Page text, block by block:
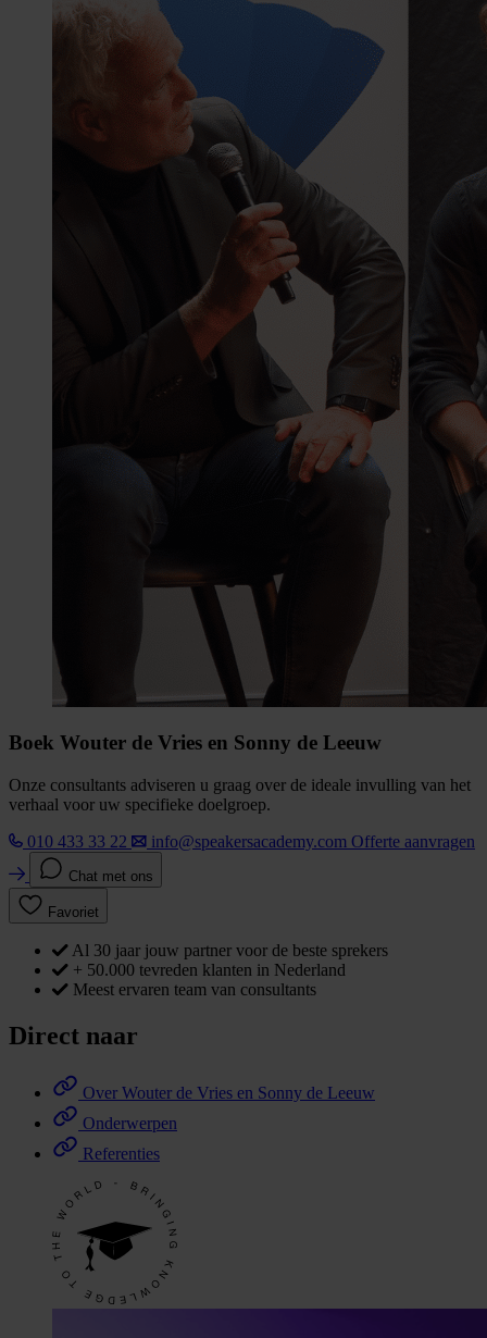
Boek Wouter de Vries en Sonny de Leeuw
Onze consultants adviseren u graag over de ideale invulling van het
verhaal voor uw specifieke doelgroep.
010 433 33 22
info@speakersacademy.com Offerte aanvragen
Chat met ons
Favoriet
Al 30 jaar jouw partner voor de beste sprekers
+ 50.000 tevreden klanten in Nederland
Meest ervaren team van consultants
Direct naar
Over Wouter de Vries en Sonny de Leeuw
Onderwerpen
Referenties